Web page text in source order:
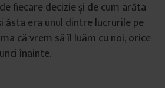
fiecare decizie și de cum arăta
ăsta era unul dintre lucrurile pe
că vrem să îl luăm cu noi, orice
înainte.